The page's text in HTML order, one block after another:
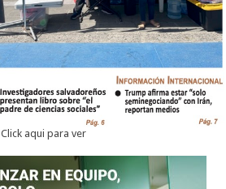
Click aqui para ver